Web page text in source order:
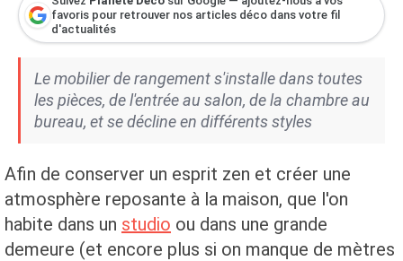
favoris pour retrouver nos articles déco dans votre fil
d'actualités
Le mobilier de rangement s'installe dans toutes
les pièces, de l'entrée au salon, de la chambre au
bureau, et se décline en différents styles
Afin de conserver un esprit zen et créer une
atmosphère reposante à la maison, que l'on
habite dans un studio ou dans une grande
demeure (et encore plus si on manque de mètres